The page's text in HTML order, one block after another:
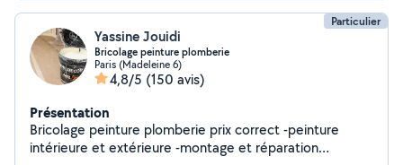
Particulier
Yassine Jouidi
Bricolage peinture plomberie
Paris (Madeleine 6)
4,8/5 (150 avis)
Présentation
Bricolage peinture plomberie prix correct -peinture
intérieure et extérieure -montage et réparation